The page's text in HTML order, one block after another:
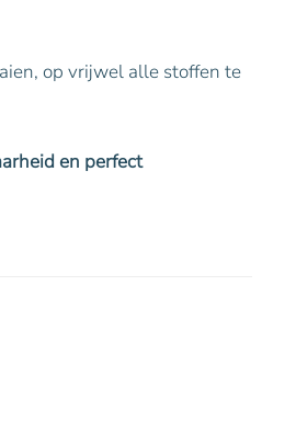
op vrijwel alle stoffen te
en perfect